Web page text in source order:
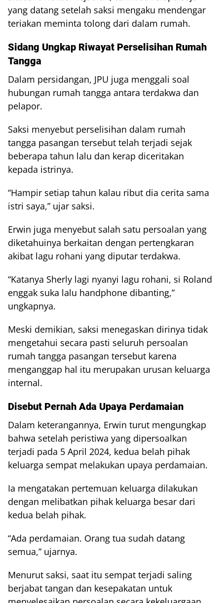
yang datang setelah saksi mengaku mendengar
teriakan meminta tolong dari dalam rumah.
Sidang Ungkap Riwayat Perselisihan Rumah
Tangga
Dalam persidangan, JPU juga menggali soal
hubungan rumah tangga antara terdakwa dan
pelapor.
Saksi menyebut perselisihan dalam rumah
tangga pasangan tersebut telah terjadi sejak
beberapa tahun lalu dan kerap diceritakan
kepada istrinya.
“Hampir setiap tahun kalau ribut dia cerita sama
istri saya,” ujar saksi.
Erwin juga menyebut salah satu persoalan yang
diketahuinya berkaitan dengan pertengkaran
akibat lagu rohani yang diputar terdakwa.
“Katanya Sherly lagi nyanyi lagu rohani, si Roland
enggak suka lalu handphone dibanting,”
ungkapnya.
Meski demikian, saksi menegaskan dirinya tidak
mengetahui secara pasti seluruh persoalan
rumah tangga pasangan tersebut karena
menganggap hal itu merupakan urusan keluarga
internal.
Disebut Pernah Ada Upaya Perdamaian
Dalam keterangannya, Erwin turut mengungkap
bahwa setelah peristiwa yang dipersoalkan
terjadi pada 5 April 2024, kedua belah pihak
keluarga sempat melakukan upaya perdamaian.
Ia mengatakan pertemuan keluarga dilakukan
dengan melibatkan pihak keluarga besar dari
kedua belah pihak.
“Ada perdamaian. Orang tua sudah datang
semua,” ujarnya.
Menurut saksi, saat itu sempat terjadi saling
berjabat tangan dan kesepakatan untuk